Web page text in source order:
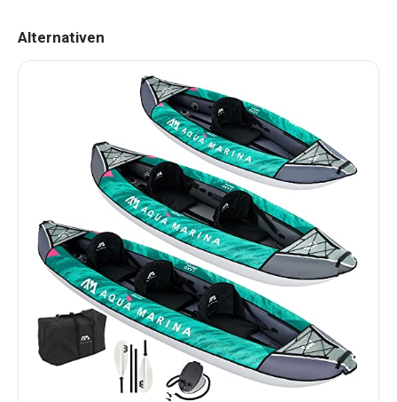
Alternativen